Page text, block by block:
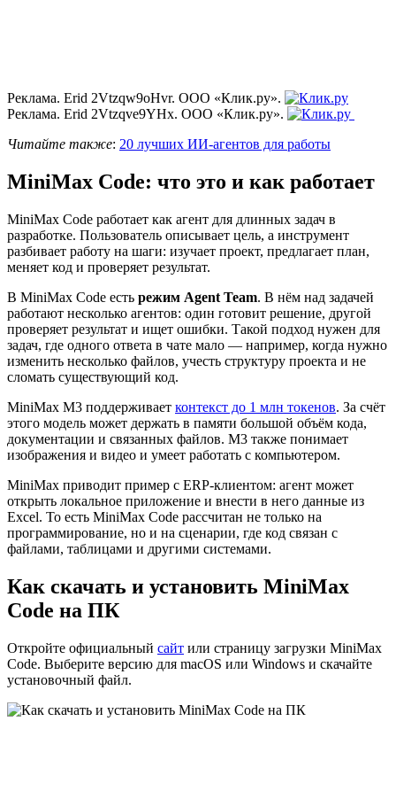
Реклама. Erid 2Vtzqw9oHvr. ООО «Клик.ру».
Реклама. Erid 2Vtzqve9YHx. ООО «Клик.ру».
Читайте также: 20 лучших ИИ-агентов для работы
MiniMax Code: что это и как работает
MiniMax Code работает как агент для длинных задач в
разработке. Пользователь описывает цель, а инструмент
разбивает работу на шаги: изучает проект, предлагает план,
меняет код и проверяет результат.
В MiniMax Code есть режим Agent Team. В нём над задачей
работают несколько агентов: один готовит решение, другой
проверяет результат и ищет ошибки. Такой подход нужен для
задач, где одного ответа в чате мало — например, когда нужно
изменить несколько файлов, учесть структуру проекта и не
сломать существующий код.
MiniMax M3 поддерживает контекст до 1 млн токенов. За счёт
этого модель может держать в памяти большой объём кода,
документации и связанных файлов. M3 также понимает
изображения и видео и умеет работать с компьютером.
MiniMax приводит пример с ERP-клиентом: агент может
открыть локальное приложение и внести в него данные из
Excel. То есть MiniMax Code рассчитан не только на
программирование, но и на сценарии, где код связан с
файлами, таблицами и другими системами.
Как скачать и установить MiniMax
Code на ПК
Откройте официальный сайт или страницу загрузки MiniMax
Code. Выберите версию для macOS или Windows и скачайте
установочный файл.